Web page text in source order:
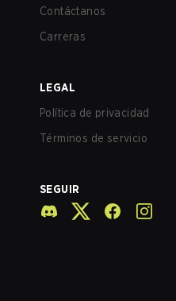
Contáctanos
Carreras
LEGAL
Política de privacidad
Términos de servicio
SEGUIR